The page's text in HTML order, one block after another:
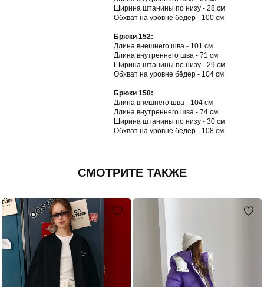
Ширина штанины по низу - 28 см
Обхват на уровне бёдер - 100 см
Брюки 152:
Длина внешнего шва - 101 см
Длина внутреннего шва - 71 см
Ширина штанины по низу - 29 см
Обхват на уровне бёдер - 104 см
Брюки 158:
Длина внешнего шва - 104 см
Длина внутреннего шва - 74 см
Ширина штанины по низу - 30 см
Обхват на уровне бёдер - 108 см
СМОТРИТЕ ТАКЖЕ